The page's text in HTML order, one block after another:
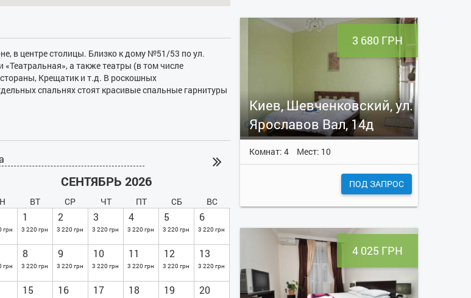
в центре столицы. Близко к дому №51/53 по ул.
а также театры (в том числе
Крещатик и т.д. В роскошных
спальнях стоят красивые спальные гарнитуры
В комнатах есть кондиционеры и телевизоры
размещена стиральная машина, газовая плита,
санузел вмещает душевую кабину. Подключен
СЕНТЯБРЬ 2026
ВТ СР ЧТ ПТ СБ ВС
грн
1
3 220 грн
2
3 220 грн
3
3 220 грн
4
3 220 грн
5
3 220 грн
6
3 220 грн
грн
8
3 220 грн
9
3 220 грн
10
3 220 грн
11
3 220 грн
12
3 220 грн
13
3 220 грн
15 16 17 18 19 20
3 680 ГРН
Киев, Шевченковский, ул.
Ярославов Вал, 14д
Комнат: 4 Мест: 10
ПОД ЗАПРОС
4 025 ГРН